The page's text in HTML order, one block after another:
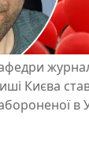
Києва
в